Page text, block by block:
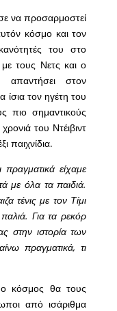
να προσαρμοστεί
κόσμο και τον
του στο
τους Νετς και ο
στον
τον ηγέτη του
πιο σημαντικούς
του Ντέιβιντ
παιχνίδια.
είχαμε
με όλα τα παιδιά.
τένις με τον Τίμι
Για τα ρεκόρ
στην ιστορία των
πραγματικά, τι
ο κόσμος θα τους
από ισάριθμα